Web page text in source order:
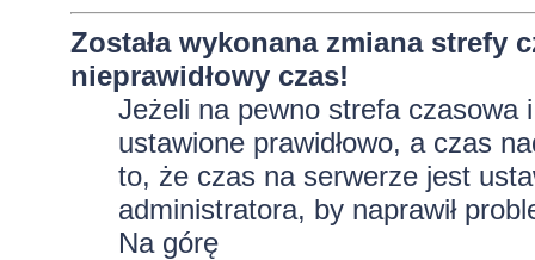
Została wykonana zmiana strefy
nieprawidłowy czas!
Jeżeli na pewno strefa czasowa
ustawione prawidłowo, a czas
to, że czas na serwerze jest
administratora, by naprawił
Na górę